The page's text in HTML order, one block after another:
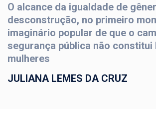
O alcance da igualdade de
desconstrução, no primeiro
imaginário popular de que o
segurança pública não constitui
mulheres
JULIANA LEMES DA CRUZ